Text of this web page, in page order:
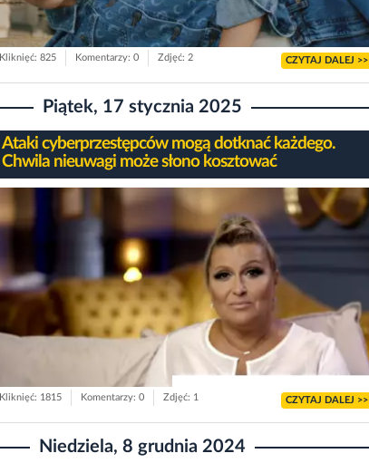
Kliknięć: 825 Komentarzy: 0 Zdjęć: 2 CZYTAJ DALEJ >>
Piątek, 17 stycznia 2025
Ataki cyberprzestępców mogą dotknać każdego.
Chwila nieuwagi może słono kosztować
Kliknięć: 1815 Komentarzy: 0 Zdjęć: 1 CZYTAJ DALEJ >>
Niedziela, 8 grudnia 2024